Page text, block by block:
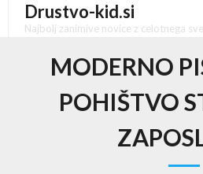
Drustvo-kid.si
Najbolj zanimive novice z celotnega
MODERNO
POHIŠTVO